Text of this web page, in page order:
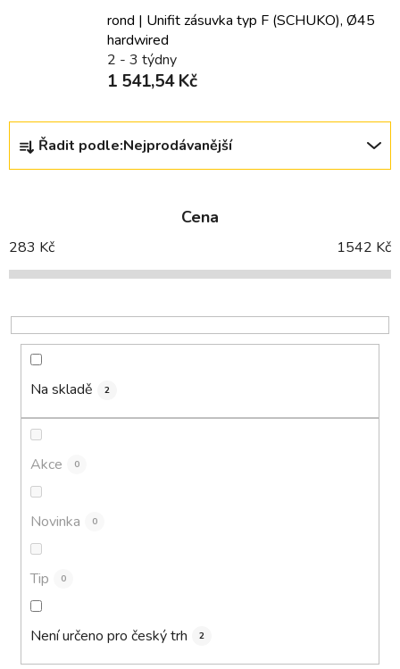
rond | Unifit zásuvka typ F (SCHUKO), Ø45
hardwired
2 - 3 týdny
1 541,54 Kč
Ř
z
í
p
o
d
Řadit podle:Nejprodávanější
Cena
283 Kč 1542 Kč
Na skladě 2
Akce 0
Novinka 0
Tip 0
Není určeno pro český trh 2